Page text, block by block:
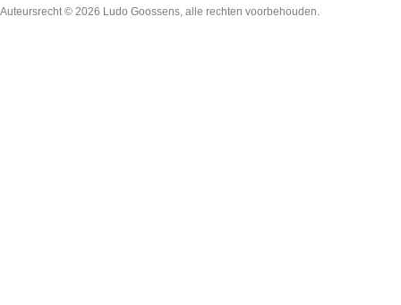
Auteursrecht © 2026 Ludo Goossens, alle rechten voorbehouden.